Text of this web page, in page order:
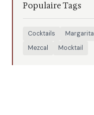
Populaire Tags
Cocktails Margarita
Mezcal
Mocktail